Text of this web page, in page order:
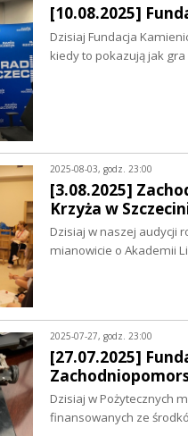
[10.08.2025]
Dzisiaj Fundacja
kiedy to pokazują jak
2025-08-03, godz. 23:00
[3.08.2025]
Krzyża w
Dzisiaj w naszej audycji
mianowicie o Akademii
2025-07-27, godz. 23:00
[27.07.2025]
Dzisiaj w Pożytecznych
finansowanych ze